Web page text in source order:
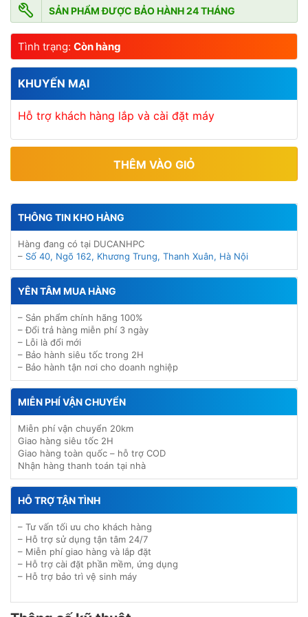
SẢN PHẨM ĐƯỢC BẢO HÀNH 24 THÁNG
Tình trạng: Còn hàng
KHUYẾN MẠI
Hỗ trợ khách hàng lắp và cài đặt máy
THÊM VÀO GIỎ
THÔNG TIN KHO HÀNG
Hàng đang có tại DUCANHPC
– Số 40, Ngõ 162, Khương Trung, Thanh Xuân, Hà Nội
YÊN TÂM MUA HÀNG
– Sản phẩm chính hãng 100%
– Đổi trả hàng miễn phí 3 ngày
– Lỗi là đổi mới
– Bảo hành siêu tốc trong 2H
– Bảo hành tận nơi cho doanh nghiệp
MIỄN PHÍ VẬN CHUYỂN
Miễn phí vận chuyển 20km
Giao hàng siêu tốc 2H
Giao hàng toàn quốc – hỗ trợ COD
Nhận hàng thanh toán tại nhà
HỖ TRỢ TẬN TÌNH
– Tư vấn tối ưu cho khách hàng
– Hỗ trợ sử dụng tận tâm 24/7
– Miễn phí giao hàng và lắp đặt
– Hỗ trợ cài đặt phần mềm, ứng dụng
– Hỗ trợ bảo trì vệ sinh máy